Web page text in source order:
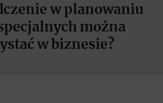
w planowaniu
można
w biznesie?